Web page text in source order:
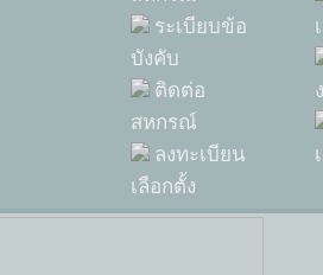
ระเบียบข้อ
บังคับ
ติดต่อ
สหกรณ์
ลงทะเบียน
เลือกตั้ง